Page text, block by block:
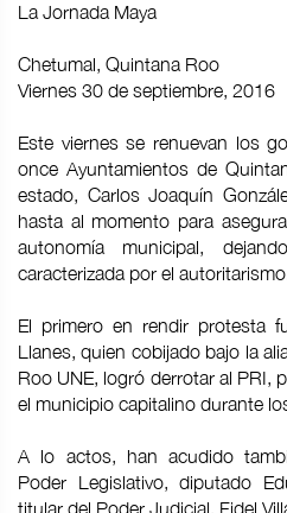
La Jornada Maya
Chetumal, Quintana Roo
Viernes 30 de septiembre, 2016
Este viernes se renuevan los
once Ayuntamientos de
estado, Carlos Joaquín
hasta al momento para
autonomía municipal,
caracterizada por el
El primero en rendir protesta
Llanes, quien cobijado bajo la
Roo UNE, logró derrotar al PRI,
el municipio capitalino durante
A lo actos, han acudido
Poder Legislativo, diputado
titular del Poder Judicial, Fidel